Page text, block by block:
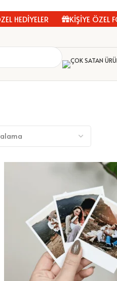
KİŞİYE ÖZEL